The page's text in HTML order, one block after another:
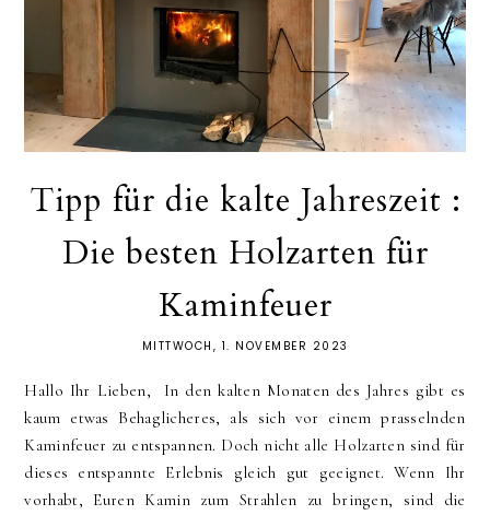
Tipp für die kalte Jahreszeit :
Die besten Holzarten für
Kaminfeuer
MITTWOCH, 1. NOVEMBER 2023
Hallo Ihr Lieben, In den kalten Monaten des Jahres gibt es
kaum etwas Behaglicheres, als sich vor einem prasselnden
Kaminfeuer zu entspannen. Doch nicht alle Holzarten sind für
dieses entspannte Erlebnis gleich gut geeignet. Wenn Ihr
vorhabt, Euren Kamin zum Strahlen zu bringen, sind die